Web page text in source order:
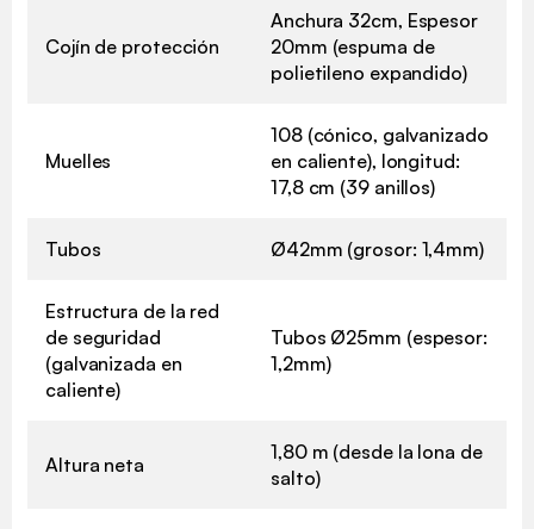
Cojín de protección
Anchura 32cm, Espesor
20mm (espuma de
polietileno expandido)
Muelles
108 (cónico, galvanizado
en caliente), longitud:
17,8 cm (39 anillos)
Tubos Ø42mm (grosor: 1,4mm)
Estructura de la red
de seguridad
(galvanizada en
caliente)
Tubos Ø25mm (espesor:
1,2mm)
Altura neta
1,80 m (desde la lona de
salto)